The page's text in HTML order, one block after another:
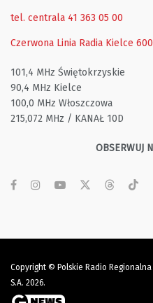
tel. centrala 41 363 05 00
Czerwona Linia Radia Kielce
101,4 MHz Świętokrzyskie
90,4 MHz Kielce
100,0 MHz Włoszczowa
215,072 MHz / KANAŁ 10D
OBSERWUJ
Copyright © Polskie Radio
S.A. 2026.